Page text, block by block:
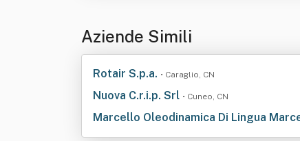
Aziende Simili
Rotair S.p.a. • Caraglio, CN
Nuova C.r.i.p. Srl • Cuneo, CN
Marcello Oleodinamica Di Lingua